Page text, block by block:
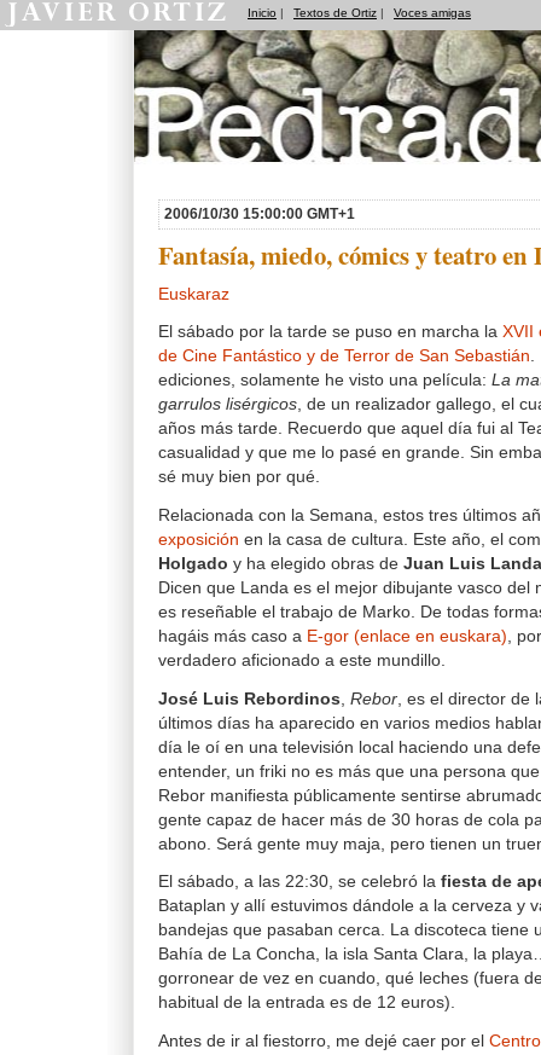
Inicio | Textos de Ortiz | Voces amigas
2006/10/30 15:00:00 GMT+1
Fantasía, miedo, cómics y teatro en
Euskaraz
El sábado por la tarde se puso en marcha la XVII
de Cine Fantástico y de Terror de San Sebastián.
ediciones, solamente he visto una película: La
garrulos lisérgicos, de un realizador gallego, el
años más tarde. Recuerdo que aquel día fui al
casualidad y que me lo pasé en grande. Sin
sé muy bien por qué.
Relacionada con la Semana, estos tres últimos
exposición en la casa de cultura. Este año, el
Holgado y ha elegido obras de Juan Luis Landa
Dicen que Landa es el mejor dibujante vasco del
es reseñable el trabajo de Marko. De todas
hagáis más caso a E-gor (enlace en euskara),
verdadero aficionado a este mundillo.
José Luis Rebordinos Rebor , es el director de
últimos días ha aparecido en varios medios
día le oí en una televisión local haciendo una
entender, un friki no es más que una persona
Rebor manifiesta públicamente sentirse
gente capaz de hacer más de 30 horas de cola
abono. Será gente muy maja, pero tienen un
El sábado, a las 22:30, se celebró la fiesta de
Bataplan y allí estuvimos dándole a la cerveza y
bandejas que pasaban cerca. La discoteca tiene
Bahía de La Concha, la isla Santa Clara, la
gorronear de vez en cuando, qué leches (fuera
habitual de la entrada es de 12 euros).
Antes de ir al fiestorro, me dejé caer por el